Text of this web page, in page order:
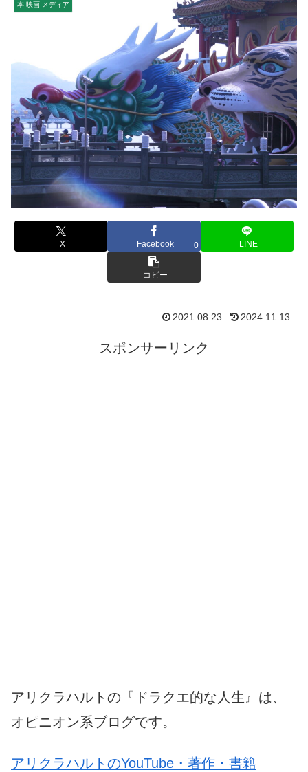
本-映画-メディア
X Facebook 0 LINE
コピー
2021.08.23 2024.11.13
スポンサーリンク
アリクラハルトの『ドラクエ的な人生』は、
オピニオン系ブログです。
アリクラハルトのYouTube・著作・書籍